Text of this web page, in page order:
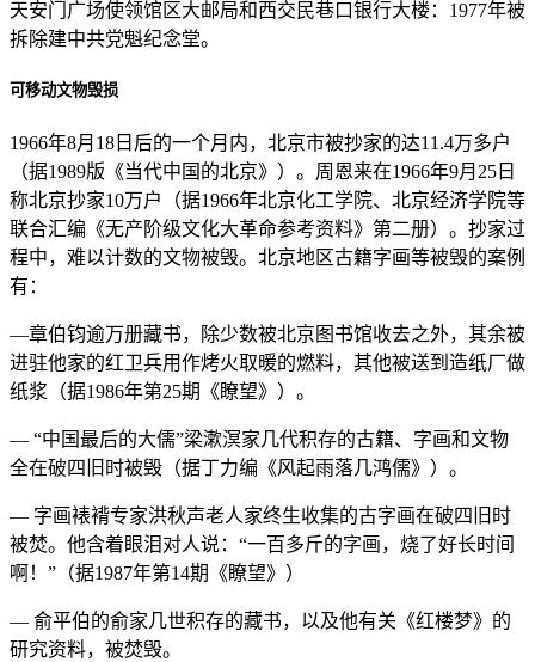
天安门广场使领馆区大邮局和西交民巷口银行大楼：1977年被
拆除建中共党魁纪念堂。
可移动文物毁损
1966年8月18日后的一个月内，北京市被抄家的达11.4万多户
（据1989版《当代中国的北京》）。周恩来在1966年9月25日
称北京抄家10万户（据1966年北京化工学院、北京经济学院等
联合汇编《无产阶级文化大革命参考资料》第二册）。抄家过
程中，难以计数的文物被毁。北京地区古籍字画等被毁的案例
有：
—章伯钧逾万册藏书，除少数被北京图书馆收去之外，其余被
进驻他家的红卫兵用作烤火取暖的燃料，其他被送到造纸厂做
纸浆（据1986年第25期《瞭望》）。
— “中国最后的大儒”梁漱溟家几代积存的古籍、字画和文物
全在破四旧时被毁（据丁力编《风起雨落几鸿儒》）。
— 字画裱褙专家洪秋声老人家终生收集的古字画在破四旧时
被焚。他含着眼泪对人说：“一百多斤的字画，烧了好长时间
啊！”（据1987年第14期《瞭望》）
— 俞平伯的俞家几世积存的藏书，以及他有关《红楼梦》的
研究资料，被焚毁。